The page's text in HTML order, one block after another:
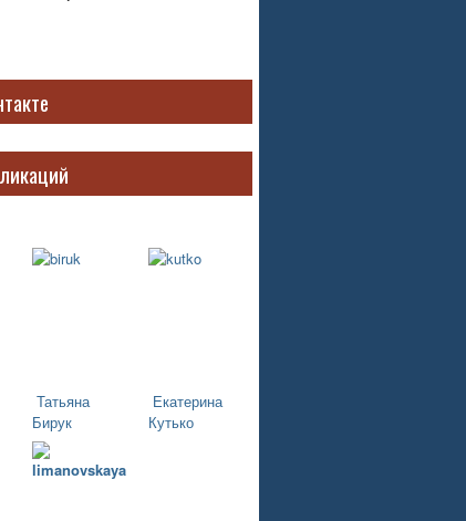
Татьяна
Бирук
Екатерина
Кутько